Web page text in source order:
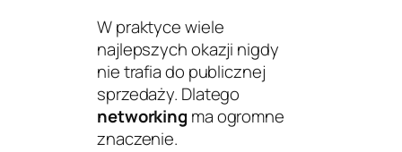
W praktyce wiele
najlepszych okazji nigdy
nie trafia do publicznej
sprzedaży. Dlatego
networking ma ogromne
znaczenie.